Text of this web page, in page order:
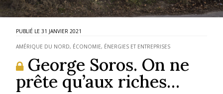
31 JANVIER 2021
AMÉRIQUE DU NORD, ÉCONOMIE, ÉNERGIES ET ENTREPRISES
George Soros. On ne
prête qu’aux riches…